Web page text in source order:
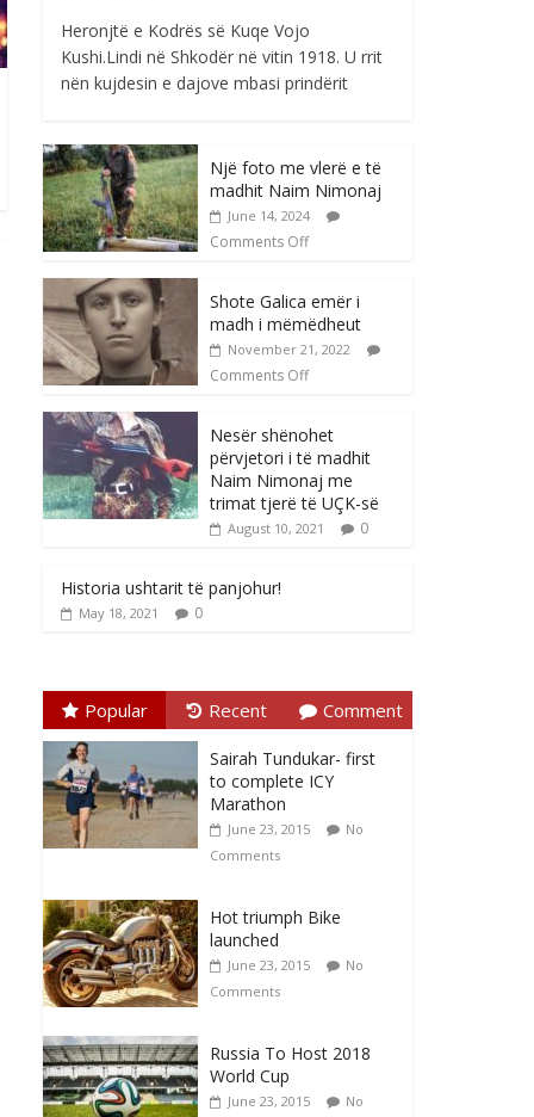
Heronjtë e Kodrës së Kuqe Vojo
Kushi.Lindi në Shkodër në vitin 1918. U rrit
nën kujdesin e dajove mbasi prindërit
Një foto me vlerë e të
madhit Naim Nimonaj
June 14, 2024
Comments Off
Shote Galica emër i
madh i mëmëdheut
November 21, 2022
Comments Off
Nesër shënohet
përvjetori i të madhit
Naim Nimonaj me
trimat tjerë të UÇK-së
August 10, 2021 0
Historia ushtarit të panjohur!
May 18, 2021 0
Popular Recent Comment
Sairah Tundukar- first
to complete ICY
Marathon
June 23, 2015
No
Comments
Hot triumph Bike
launched
June 23, 2015
No
Comments
Russia To Host 2018
World Cup
June 23, 2015
No